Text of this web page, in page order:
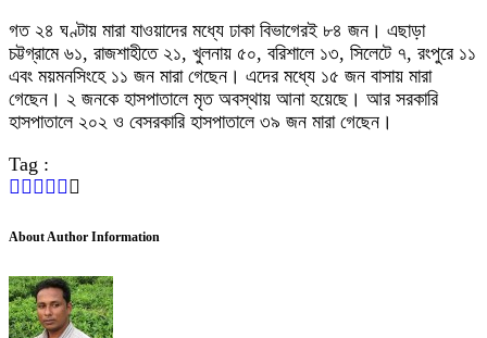
গত ২৪ ঘণ্টায় মারা যাওয়াদের মধ্যে ঢাকা বিভাগেরই ৮৪ জন। এছাড়া
চট্টগ্রামে ৬১, রাজশাহীতে ২১, খুলনায় ৫০, বরিশালে ১৩, সিলেটে ৭, রংপুরে ১১
এবং ময়মনসিংহে ১১ জন মারা গেছেন। এদের মধ্যে ১৫ জন বাসায় মারা
গেছেন। ২ জনকে হাসপাতালে মৃত অবস্থায় আনা হয়েছে। আর সরকারি
হাসপাতালে ২০২ ও বেসরকারি হাসপাতালে ৩৯ জন মারা গেছেন।
Tag :
About Author Information